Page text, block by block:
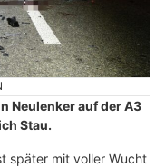
Neulenker auf der A3
Stau.
später mit voller Wucht